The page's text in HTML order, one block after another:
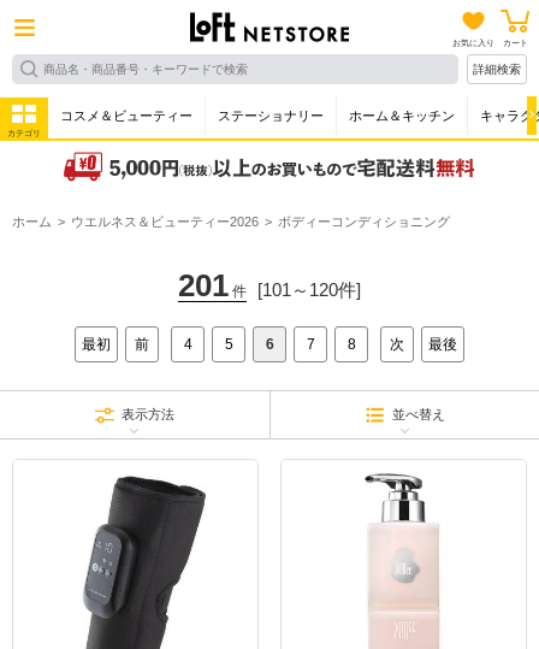
お気に入り カート
詳細検索
カテゴリ
コスメ＆ビューティー ステーショナリー ホーム＆キッチン キャラク
ホーム ウエルネス＆ビューティー2026 ボディーコンディショニング
201 件 [101～120件]
最初 前 4 5 6 7 8 次 最後
表示方法 並べ替え